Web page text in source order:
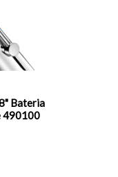
Bateria
490100